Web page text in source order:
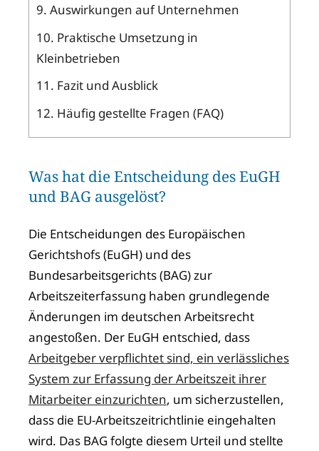
9. Auswirkungen auf Unternehmen
10. Praktische Umsetzung in
Kleinbetrieben
11. Fazit und Ausblick
12. Häufig gestellte Fragen (FAQ)
Was hat die Entscheidung des EuGH
und BAG ausgelöst?
Die Entscheidungen des Europäischen
Gerichtshofs (EuGH) und des
Bundesarbeitsgerichts (BAG) zur
Arbeitszeiterfassung haben grundlegende
Änderungen im deutschen Arbeitsrecht
angestoßen. Der EuGH entschied, dass
Arbeitgeber verpflichtet sind, ein verlässliches
System zur Erfassung der Arbeitszeit ihrer
Mitarbeiter einzurichten, um sicherzustellen,
dass die EU-Arbeitszeitrichtlinie eingehalten
wird. Das BAG folgte diesem Urteil und stellte